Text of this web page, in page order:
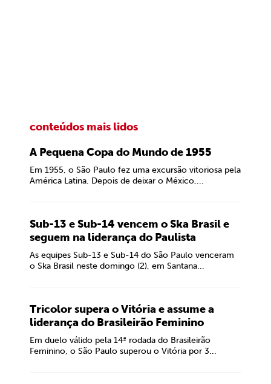
conteúdos mais lidos
A Pequena Copa do Mundo de 1955
Em 1955, o São Paulo fez uma excursão vitoriosa pela
América Latina. Depois de deixar o México,...
Sub-13 e Sub-14 vencem o Ska Brasil e
seguem na liderança do Paulista
As equipes Sub-13 e Sub-14 do São Paulo venceram
o Ska Brasil neste domingo (2), em Santana...
Tricolor supera o Vitória e assume a
liderança do Brasileirão Feminino
Em duelo válido pela 14ª rodada do Brasileirão
Feminino, o São Paulo superou o Vitória por 3...